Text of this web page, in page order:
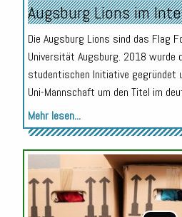
Augsburg Lions im
Die Augsburg Lions sind das Flag
Universität Augsburg. 2018 wurde
studentischen Initiative gegründet
Uni-Mannschaft um den Titel im
Mehr lesen...